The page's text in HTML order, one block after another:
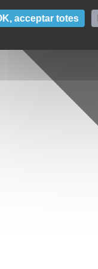
acceptar totes